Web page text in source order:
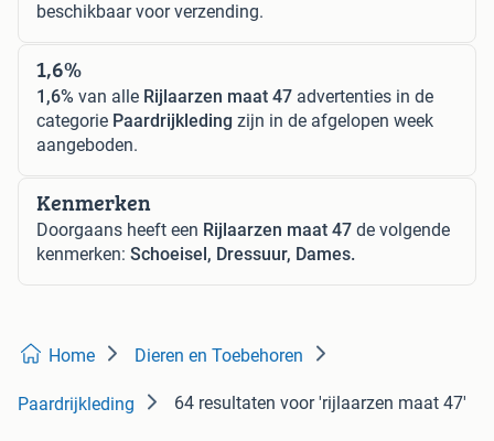
beschikbaar voor verzending.
1,6%
1,6% van alle Rijlaarzen maat 47 advertenties in de
categorie Paardrijkleding zijn in de afgelopen week
aangeboden.
Kenmerken
Doorgaans heeft een Rijlaarzen maat 47 de volgende
kenmerken: Schoeisel, Dressuur, Dames.
Home Dieren en Toebehoren
Paardrijkleding 64 resultaten voor 'rijlaarzen maat 47'